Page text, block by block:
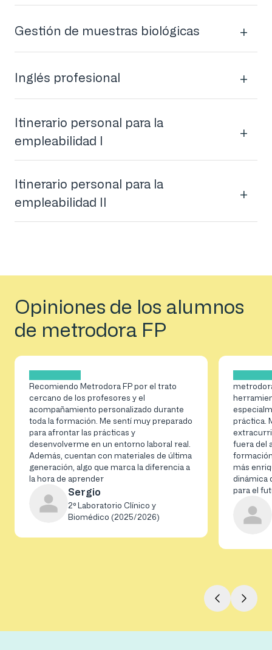
Gestión de muestras biológicas
Inglés profesional
Itinerario personal para la
empleabilidad I
Itinerario personal para la
empleabilidad II
Opiniones de los alumnos
de metrodora FP
Recomiendo Metrodora FP por el trato
cercano de los profesores y el
acompañamiento personalizado durante
toda la formación. Me sentí muy preparado
para afrontar las prácticas y
desenvolverme en un entorno laboral real.
Además, cuentan con materiales de última
generación, algo que marca la diferencia a
la hora de aprender
Sergio
2º Laboratorio Clínico y
Biomédico (2025/2026)
práctica.
fuera del
más
dinámica
para el